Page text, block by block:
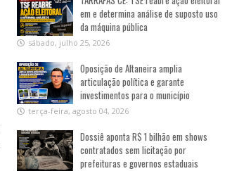
em e determina análise de suposto uso
da máquina pública
sábado, julho 25, 2026
Oposição de Altaneira amplia
articulação política e garante
investimentos para o município
terça-feira, agosto 04, 2026
Dossiê aponta R$ 1 bilhão em shows
contratados sem licitação por
prefeituras e governos estaduais